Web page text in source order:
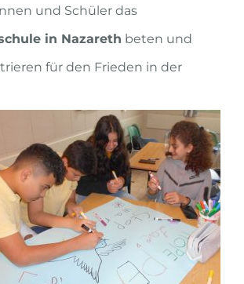
und Schüler das
in Nazareth beten und
für den Frieden in der